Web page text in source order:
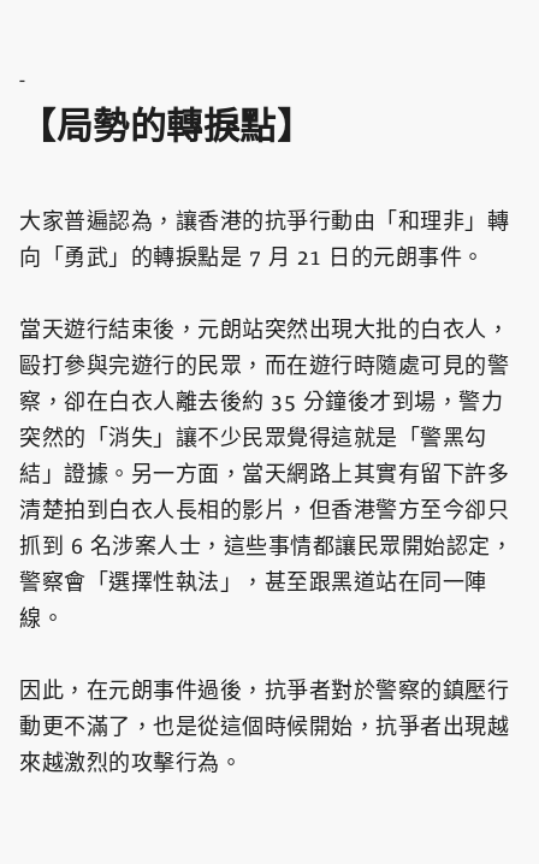
-
【局勢的轉捩點】
大家普遍認為，讓香港的抗爭行動由「和理非」轉
向「勇武」的轉捩點是 7 月 21 日的元朗事件。
當天遊行結束後，元朗站突然出現大批的白衣人，
毆打參與完遊行的民眾，而在遊行時隨處可見的警
察，卻在白衣人離去後約 35 分鐘後才到場，警力
突然的「消失」讓不少民眾覺得這就是「警黑勾
結」證據。另一方面，當天網路上其實有留下許多
清楚拍到白衣人長相的影片，但香港警方至今卻只
抓到 6 名涉案人士，這些事情都讓民眾開始認定，
警察會「選擇性執法」，甚至跟黑道站在同一陣
線。
因此，在元朗事件過後，抗爭者對於警察的鎮壓行
動更不滿了，也是從這個時候開始，抗爭者出現越
來越激烈的攻擊行為。